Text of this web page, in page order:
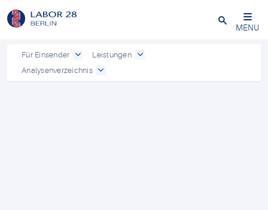
Schließen
MENU
Für Einsender
Leistungen
Analysenverzeichnis